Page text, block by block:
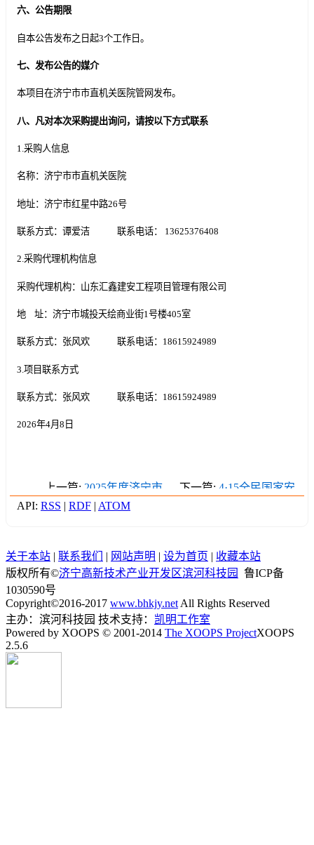
六、公告期限
自本公告发布之日起3个工作日。
七、 发布公告的媒介
本项目在济宁市市直机关医院管网发布。
八、凡对本次采购提出询问，请按以下方式联系
1.采购人信息
名称：济宁市市直机关医院
地址：济宁市红星中路26号
联系方式：谭爱洁 联系电话： 13625376408
2.采购代理机构信息
采购代理机构：山东汇鑫建安工程项目管理有限公司
地 址：济宁市城投天绘商业街1号楼405室
联系方式：张风欢 联系电话：18615924989
3.项目联系方式
联系方式：张风欢 联系电话：18615924989
2026年4月8日
上一篇: 2025年度济宁市
市直机关医院 登记管理
下一篇: 4·15全民国家安
API: RSS | RDF | ATOM
关于本站 | 联系我们 | 网站声明 | 设为首页 | 收藏本站
版权所有©济宁高新技术产业开发区滨河科技园
鲁ICP备
1030590号
Copyright©2016-2017 www.bhkjy.net All Rights Reserved
主办：滨河科技园 技术支持： 凯明工作室
Powered by XOOPS © 2001-2014 The XOOPS ProjectXOOPS
2.5.6